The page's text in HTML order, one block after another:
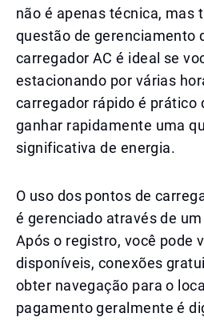
não é apenas técnica, mas
questão de gerenciamento
carregador AC é ideal se
estacionando por várias
carregador rápido é prático
ganhar rapidamente uma
significativa de energia.
O uso dos pontos de
é gerenciado através de
Após o registro, você pode
disponíveis, conexões
obter navegação para o
pagamento geralmente é